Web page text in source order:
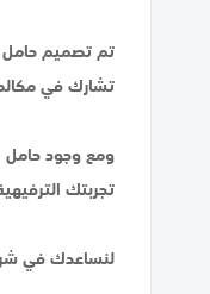
تم تصميم حامل
تشارك في
ومع وجود حامل
تجربتك
لنساعدك في